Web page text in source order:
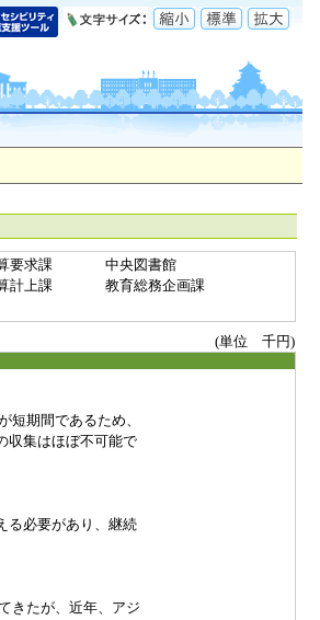
要求課
中央図書館
計上課
教育総務企画課
(単位 千円)
期間であるため、
集はほぼ不可能で
必要があり、継続
たが、近年、アジ